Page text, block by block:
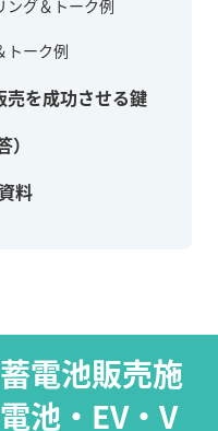
グ＆トーク例
トーク例
売を成功させる鍵
料
電池販売施
池・EV・V